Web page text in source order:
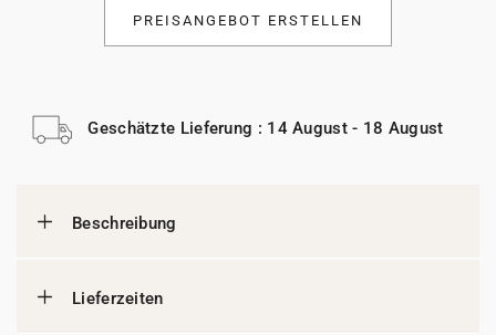
PREISANGEBOT ERSTELLEN
Geschätzte Lieferung : 14 August - 18 August
Beschreibung
Lieferzeiten